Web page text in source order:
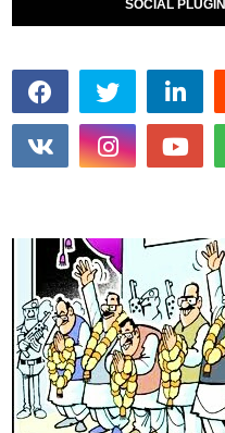
SOCIAL PLUGIN